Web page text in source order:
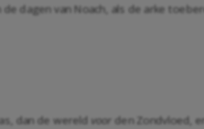
dagen van Noach, als de arke
dan de wereld voor den Zondvloed,